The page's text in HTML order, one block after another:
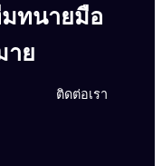
ทนายมือ
าย
ติดต่อเรา